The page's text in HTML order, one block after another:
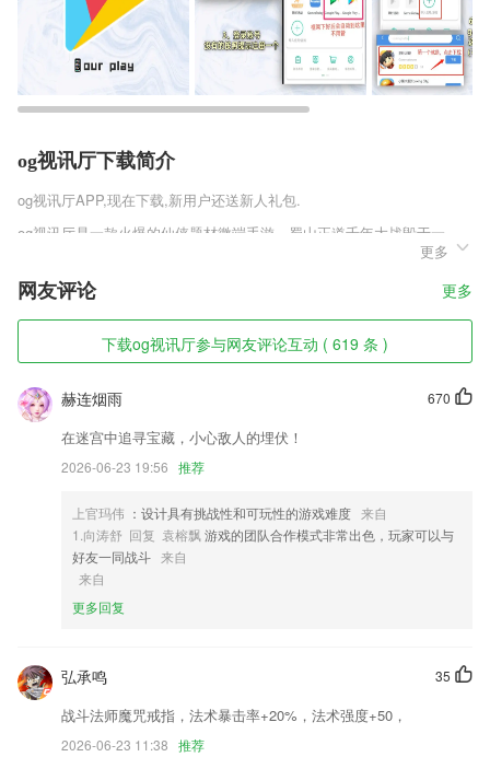
og视讯厅下载简介
og视讯厅APP,现在下载,新用户还送新人礼包.
og视讯厅是一款火爆的仙侠题材微端手游，蜀山正道千年大战毁于一
旦，需要你去完成修仙者的使命;重新建设一个仙界门派出来，带领门下
弟子去除妖魔。游戏中多种特色美女等你来招募，除了爆裂高清画质，经
典平衡的四种职业都能够体验，满级后可以自由转职。打造属于自己的神
话传说，走出自己的道路来，三界的正义安宁在手中，肩负起拯救三界轮
回的重任，完美战斗系统华丽个性美景，就是属于你的乱世佳缘，仙女组
队更能展示王者的操作!
og视讯厅软件特色
1,看自己需要运输的是一些什么商品，提供最好的运输体验让你去了解起
3,开通“学号”，一起分享美好生活，打造广东人的美好生活新IP；
4,学车视频：专业制作、高清视频，减少练车恐惧！
5,如果拍摄过程中碰到问题，可在线咨询我们的客服！如果你对我们有任
何的意见或建议，欢迎反馈给我们！
og视讯厅软件优势
1.新的会计在线学校将于2021年启动，免费课程即将推出，并且还有更多
奖励套餐！
更多
网友评论 更多
下载og视讯厅参与网友评论互动 ( 619 条 )
670
赫连烟雨
在迷宫中追寻宝藏，小心敌人的埋伏！
2026-06-23 19:56 推荐
上官玛伟 ：设计具有挑战性和可玩性的游戏难度 来自
1.向涛舒 回复 袁榕飘游戏的团队合作模式非常出色，玩家可以与
好友一同战斗 来自
来自
更多回复
35
弘承鸣
战斗法师魔咒戒指，法术暴击率+20%，法术强度+50，
2026-06-23 11:38 推荐